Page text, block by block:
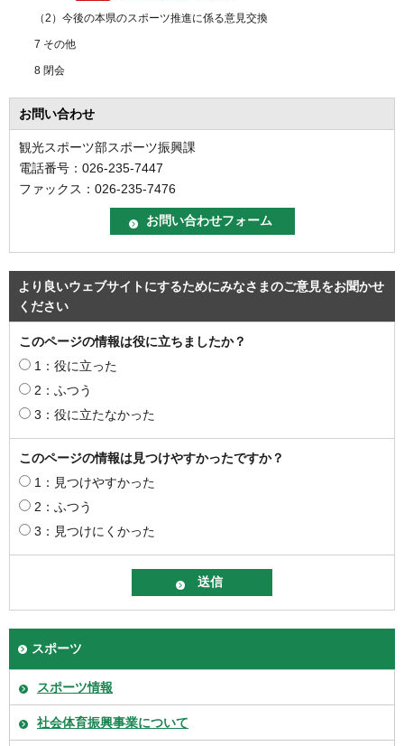
（2）今後の本県のスポーツ推進に係る意見交換
7 その他
8 閉会
お問い合わせ
観光スポーツ部スポーツ振興課
電話番号：026-235-7447
ファックス：026-235-7476
より良いウェブサイトにするためにみなさまのご意見をお聞かせ
ください
このページの情報は役に立ちましたか？
1：役に立った
2：ふつう
3：役に立たなかった
このページの情報は見つけやすかったですか？
1：見つけやすかった
2：ふつう
3：見つけにくかった
スポーツ
スポーツ情報
社会体育振興事業について